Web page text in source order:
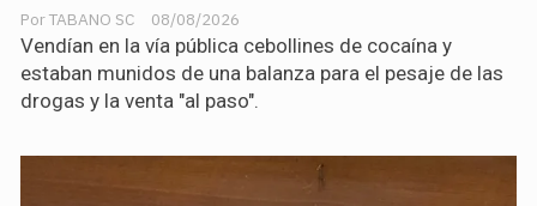
TABANO SC 08/08/2026
Vendían en la vía pública cebollines de cocaína y
estaban munidos de una balanza para el pesaje de las
drogas y la venta "al paso".